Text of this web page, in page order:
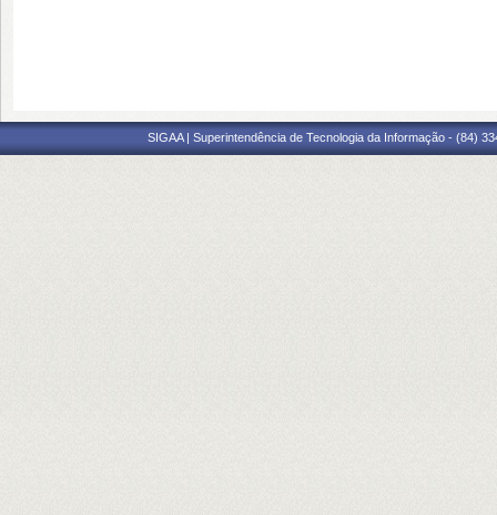
SIGAA | Superintendência de Tecnologia da Informação - (84)